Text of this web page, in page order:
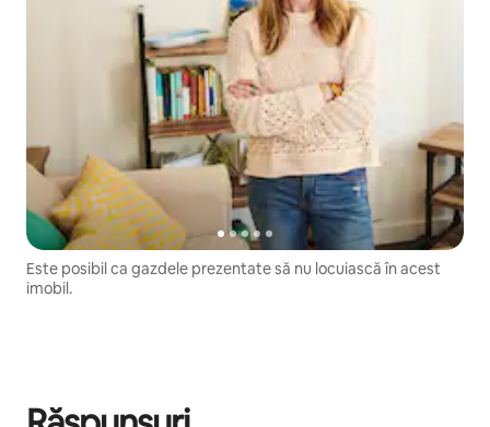
Este posibil ca gazdele prezentate să nu locuiască în acest
imobil.